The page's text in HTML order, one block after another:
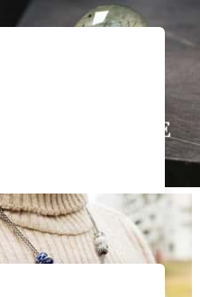
Fantasy Ketten, Fantasy
Anhänger